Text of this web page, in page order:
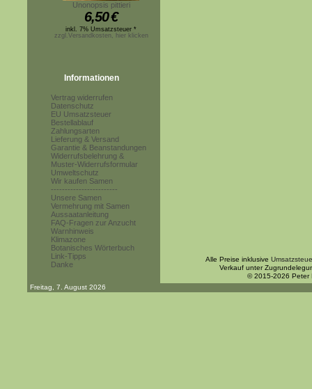
Unonopsis pittieri
6,50€
inkl. 7% Umsatzsteuer *
zzgl.Versandkosten, hier klicken
Informationen
Vertrag widerrufen
Datenschutz
EU Umsatzsteuer
Bestellablauf
Zahlungsarten
Lieferung & Versand
Garantie & Beanstandungen
Widerrufsbelehrung &
Muster-Widerrufsformular
Umweltschutz
Wir kaufen Samen
------------------------
Unsere Samen
Vermehrung mit Samen
Aussaatanleitung
FAQ-Fragen zur Anzucht
Warnhinweis
Klimazone
Botanisches Wörterbuch
Link-Tipps
Danke
Alle Preise inklusive
Verkauf unter
© 2015-2026 Peter
Freitag, 7. August 2026